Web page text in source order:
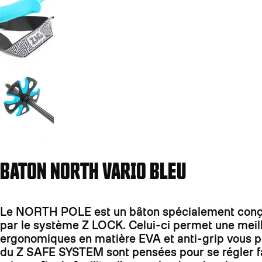
BATON NORTH VARIO BLEU
Le NORTH POLE est un bâton spécialement
par le système Z LOCK. Celui-ci permet une
ergonomiques en matière EVA et anti-grip vous
du Z SAFE SYSTEM sont pensées pour se